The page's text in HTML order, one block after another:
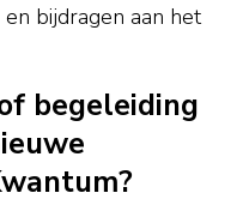
bijdragen aan het
begeleiding